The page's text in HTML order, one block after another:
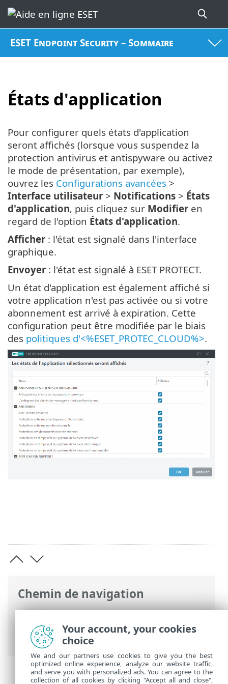
ESET Endpoint Security – Sommaire
États d'application
Chemin de navigation
Aide en ligne ESET>ESET Endpoint
Security >Configuration avancée>
Notifications> États d'application
Pour configurer quels états d'application
seront affichés (lorsque vous suspendez la
protection antivirus et antispyware ou activez
le mode de présentation, par exemple),
ouvrez les Configurations avancées >
Interface utilisateur > Notifications > États
d'application, puis cliquez sur Modifier en
regard de l'option États d'application.
Afficher : l'état est signalé dans l'interface
graphique.
Envoyer : l'état est signalé à ESET PROTECT.
Un état d'application est également affiché si
votre application n'est pas activée ou si votre
abonnement est arrivé à expiration. Cette
configuration peut être modifiée par le biais
des politiques d'<%ESET_PROTEC_CLOUD%>.
Your account, your cookies
choice
We and our partners use cookies to give you the best
optimized online experience, analyze our website traffic,
and serve you with personalized ads. You can agree to the
collection of all cookies by clicking "Accept all and close",